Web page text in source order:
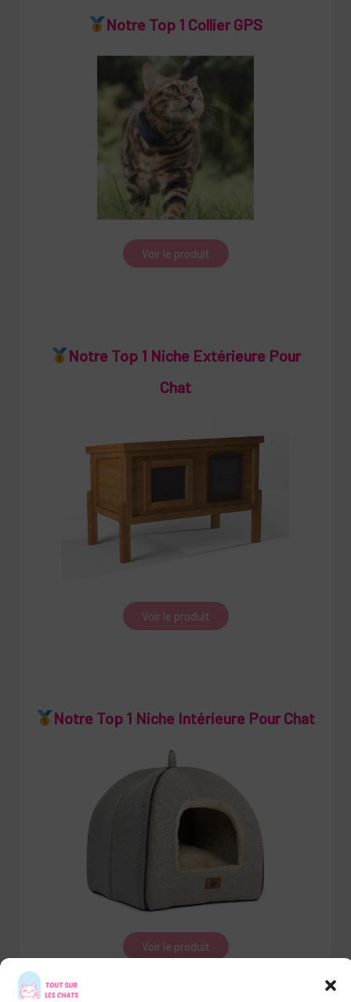
Notre Top 1 Collier GPS
Voir le produit
Notre Top 1 Niche Extérieure Pour
Chat
Voir le produit
Notre Top 1 Niche Intérieure Pour Chat
Voir le produit